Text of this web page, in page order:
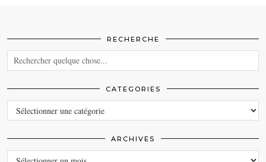
RECHERCHE
CATEGORIES
CATEGORIES
ARCHIVES
ARCHIVES